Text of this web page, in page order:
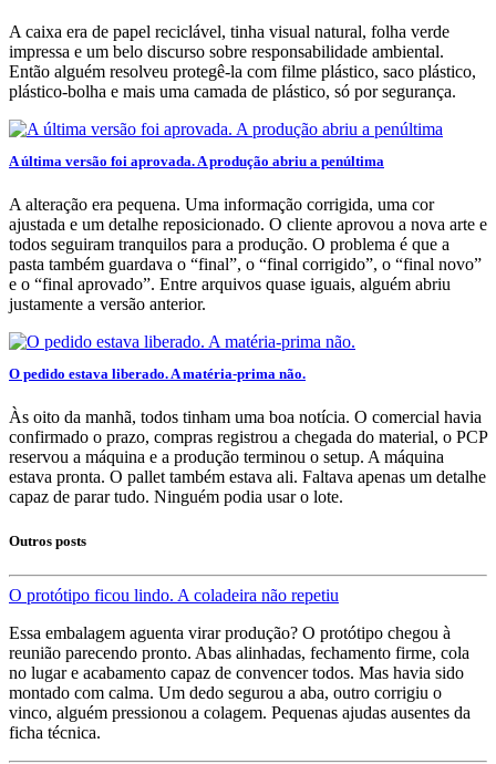
A caixa era de papel reciclável, tinha visual natural, folha verde
impressa e um belo discurso sobre responsabilidade ambiental.
Então alguém resolveu protegê-la com filme plástico, saco plástico,
plástico-bolha e mais uma camada de plástico, só por segurança.
A última versão foi aprovada. A produção abriu a penúltima
A alteração era pequena. Uma informação corrigida, uma cor
ajustada e um detalhe reposicionado. O cliente aprovou a nova arte e
todos seguiram tranquilos para a produção. O problema é que a
pasta também guardava o “final”, o “final corrigido”, o “final novo”
e o “final aprovado”. Entre arquivos quase iguais, alguém abriu
justamente a versão anterior.
O pedido estava liberado. A matéria-prima não.
Às oito da manhã, todos tinham uma boa notícia. O comercial havia
confirmado o prazo, compras registrou a chegada do material, o PCP
reservou a máquina e a produção terminou o setup. A máquina
estava pronta. O pallet também estava ali. Faltava apenas um detalhe
capaz de parar tudo. Ninguém podia usar o lote.
Outros posts
O protótipo ficou lindo. A coladeira não repetiu
Essa embalagem aguenta virar produção? O protótipo chegou à
reunião parecendo pronto. Abas alinhadas, fechamento firme, cola
no lugar e acabamento capaz de convencer todos. Mas havia sido
montado com calma. Um dedo segurou a aba, outro corrigiu o
vinco, alguém pressionou a colagem. Pequenas ajudas ausentes da
ficha técnica.